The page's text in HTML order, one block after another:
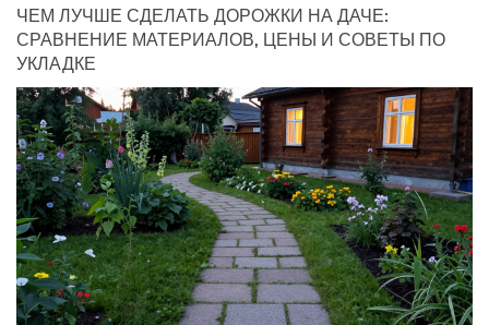
ЧЕМ ЛУЧШЕ СДЕЛАТЬ ДОРОЖКИ НА ДАЧЕ:
СРАВНЕНИЕ МАТЕРИАЛОВ, ЦЕНЫ И СОВЕТЫ ПО
УКЛАДКЕ